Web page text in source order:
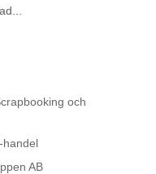
och
handel
AB